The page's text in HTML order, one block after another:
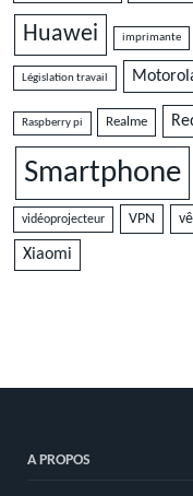
Huawei imprimante
Législation travail
Raspberry pi Realme
Smartphone
vidéoprojecteur VPN
Xiaomi
A PROPOS